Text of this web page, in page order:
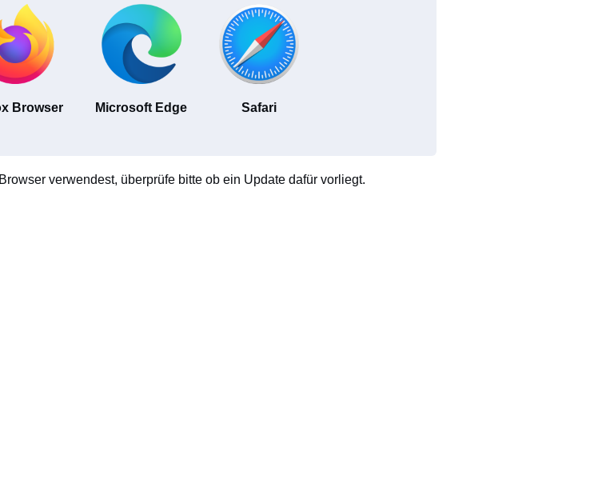
Browser Microsoft Edge Safari
verwendest, überprüfe bitte ob ein Update dafür vorliegt.